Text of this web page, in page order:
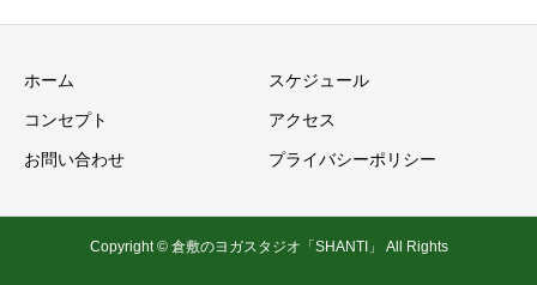
ホーム スケジュール
コンセプト アクセス
お問い合わせ プライバシーポリシー
Copyright © 倉敷のヨガスタジオ「SHANTI」 All Rights